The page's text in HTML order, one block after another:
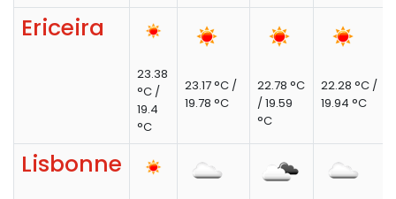
Ericeira
23.38
°C /
19.4
°C
23.17 °C /
19.78 °C
22.78 °C
/ 19.59
°C
22.28 °C /
19.94 °C
Lisbonne